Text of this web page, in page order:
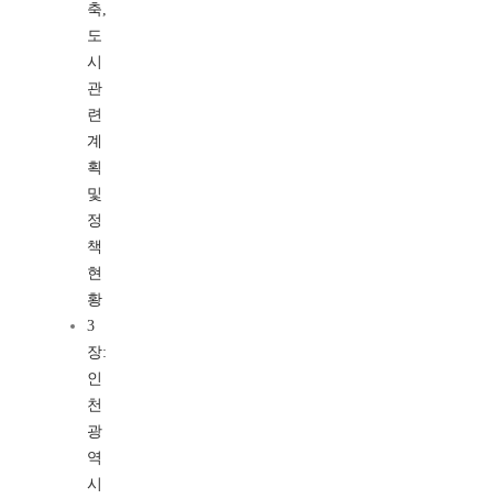
축,
도
시
관
련
계
획
및
정
책
현
황
3
장:
인
천
광
역
시